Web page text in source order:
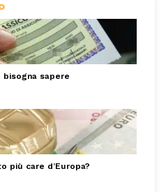
sapere
più care d’Europa?